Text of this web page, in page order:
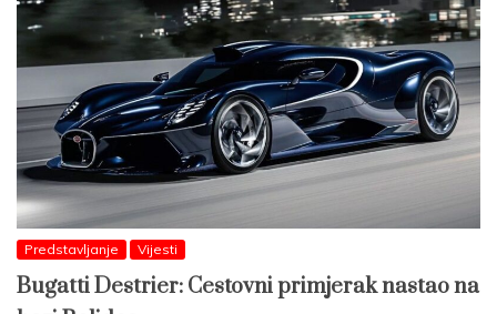
Predstavljanje Vijesti
Bugatti Destrier: Cestovni primjerak nastao na